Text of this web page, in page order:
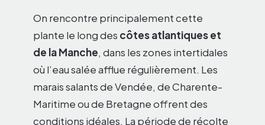
On rencontre principalement cette
plante le long des côtes atlantiques et
de la Manche, dans les zones intertidales
où l’eau salée afflue régulièrement. Les
marais salants de Vendée, de Charente-
Maritime ou de Bretagne offrent des
conditions idéales. La période de récolte